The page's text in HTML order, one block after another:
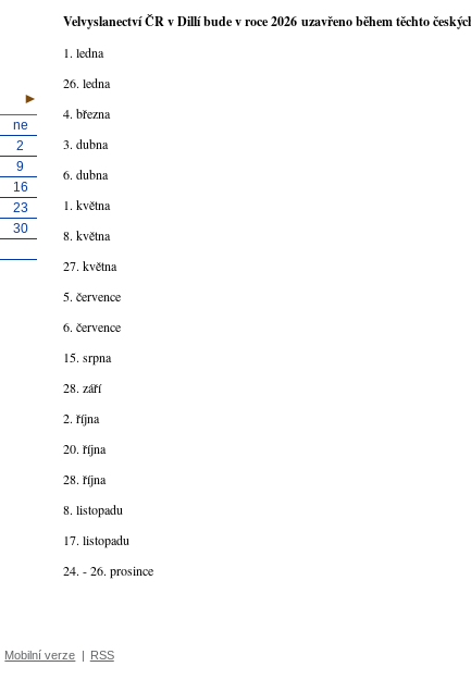
Velvyslanectví ČR v Dillí bude v roce 2026 uzavřeno během těchto
1. ledna
26. ledna
4. března
3. dubna
6. dubna
1. května
8. května
27. května
5. července
6. července
15. srpna
28. září
2. října
20. října
28. října
8. listopadu
17. listopadu
24. - 26. prosince
►
ne
2
9
16
23
30
Mobilní verze | RSS